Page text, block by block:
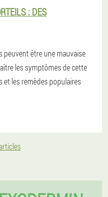
: DES
peuvent être une mauvaise
les symptômes de cette
et les remèdes populaires